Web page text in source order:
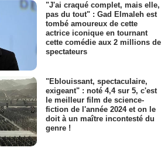
"J'ai craqué complet, mais elle,
pas du tout" : Gad Elmaleh est
tombé amoureux de cette
actrice iconique en tournant
cette comédie aux 2 millions de
spectateurs
"Eblouissant, spectaculaire,
exigeant" : noté 4,4 sur 5, c'est
le meilleur film de science-
fiction de l'année 2024 et on le
doit à un maître incontesté du
genre !